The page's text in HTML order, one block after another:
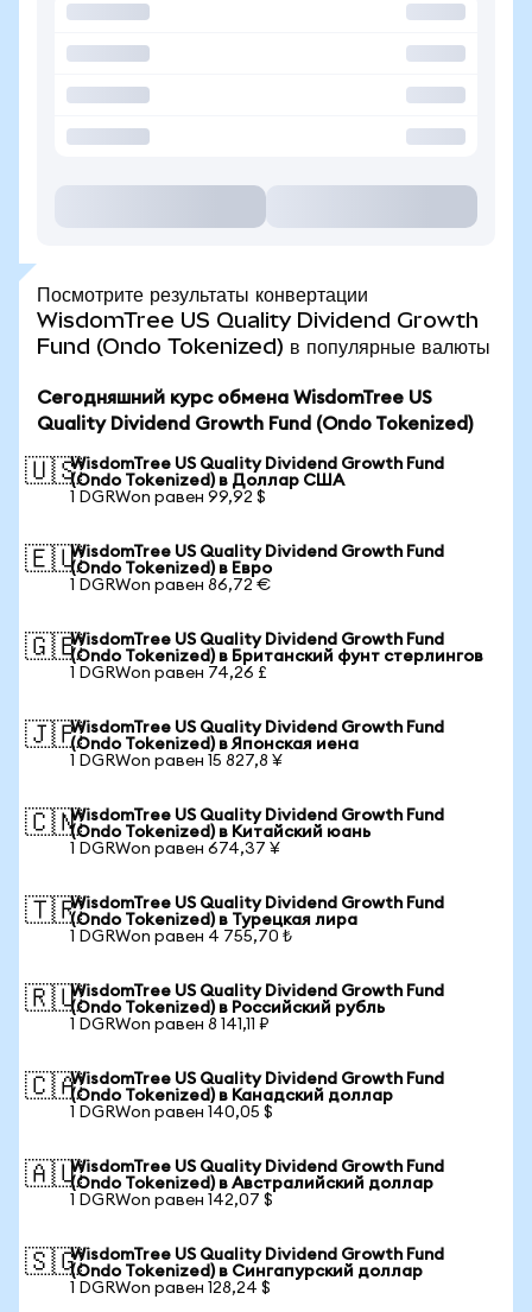
Посмотрите результаты конвертации
WisdomTree US Quality Dividend Growth
Fund (Ondo Tokenized) в популярные валюты
Сегодняшний курс обмена WisdomTree US
Quality Dividend Growth Fund (Ondo Tokenized)
🇺🇸WisdomTree US Quality Dividend Growth Fund
(Ondo Tokenized) в Доллар США
1 DGRWon равен 99,92 $
🇪🇺WisdomTree US Quality Dividend Growth Fund
(Ondo Tokenized) в Евро
1 DGRWon равен 86,72 €
🇬🇧WisdomTree US Quality Dividend Growth Fund
(Ondo Tokenized) в Британский фунт стерлингов
1 DGRWon равен 74,26 £
🇯🇵WisdomTree US Quality Dividend Growth Fund
(Ondo Tokenized) в Японская иена
1 DGRWon равен 15 827,8 ¥
🇨🇳WisdomTree US Quality Dividend Growth Fund
(Ondo Tokenized) в Китайский юань
1 DGRWon равен 674,37 ¥
🇹🇷WisdomTree US Quality Dividend Growth Fund
(Ondo Tokenized) в Турецкая лира
1 DGRWon равен 4 755,70 ₺
🇷🇺WisdomTree US Quality Dividend Growth Fund
(Ondo Tokenized) в Российский рубль
1 DGRWon равен 8 141,11 ₽
🇨🇦WisdomTree US Quality Dividend Growth Fund
(Ondo Tokenized) в Канадский доллар
1 DGRWon равен 140,05 $
🇦🇺WisdomTree US Quality Dividend Growth Fund
(Ondo Tokenized) в Австралийский доллар
1 DGRWon равен 142,07 $
🇸🇬WisdomTree US Quality Dividend Growth Fund
(Ondo Tokenized) в Сингапурский доллар
1 DGRWon равен 128,24 $